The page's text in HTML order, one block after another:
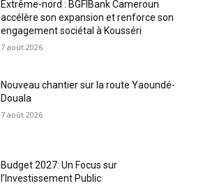
Extrême-nord : BGFIBank Cameroun
accélère son expansion et renforce son
engagement sociétal à Kousséri
7 août 2026
Nouveau chantier sur la route Yaoundé-
Douala
7 août 2026
Budget 2027: Un Focus sur
l’Investissement Public